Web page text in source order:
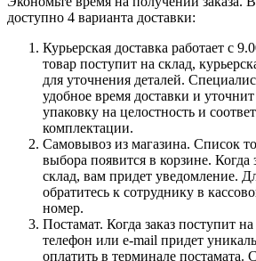
доступно 4 варианта доставки:
Курьерская доставка работает с
товар поступит на склад,
для уточнения деталей.
удобное время доставки и
упаковку на целостность и
комплектации.
Самовывоз из магазина. Список
выбора появится в корзине. Когда
склад, вам придет уведомление.
обратитесь к сотруднику в
номер.
Постамат. Когда заказ поступит
телефон или e-mail придет
оплатить в терминале